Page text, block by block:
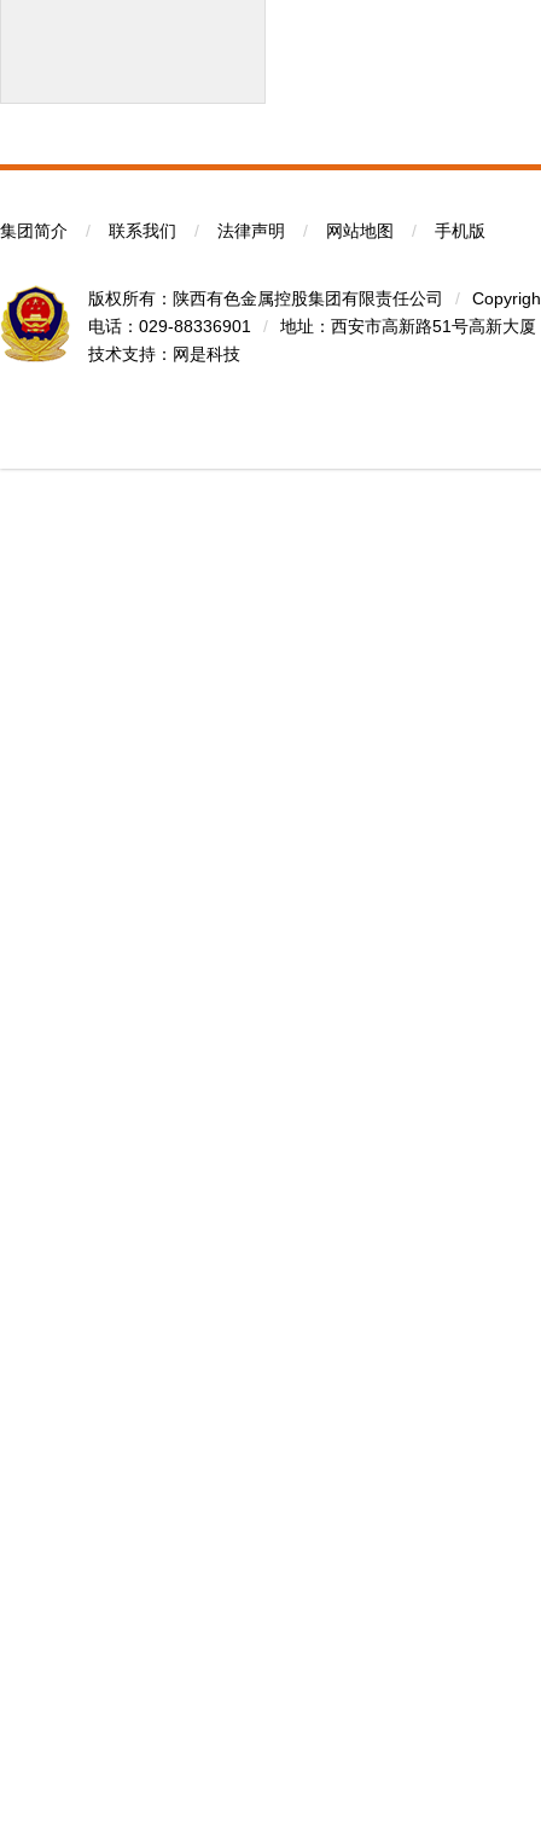
集团简介 / 联系我们 / 法律声明 / 网站地图 / 手机版
版权所有：陕西有色金属控股集团有限责任公司 /
电话：029-88336901
/
地址：西安市高新路51号高新大厦
技术支持： 网是科技